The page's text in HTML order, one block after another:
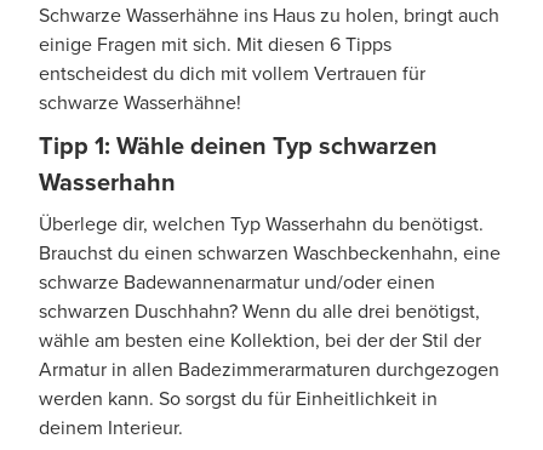
Schwarze Wasserhähne ins Haus zu holen, bringt auch
einige Fragen mit sich. Mit diesen 6 Tipps
entscheidest du dich mit vollem Vertrauen für
schwarze Wasserhähne!
Tipp 1: Wähle deinen Typ schwarzen
Wasserhahn
Überlege dir, welchen Typ Wasserhahn du benötigst.
Brauchst du einen schwarzen Waschbeckenhahn, eine
schwarze Badewannenarmatur und/oder einen
schwarzen Duschhahn? Wenn du alle drei benötigst,
wähle am besten eine Kollektion, bei der der Stil der
Armatur in allen Badezimmerarmaturen durchgezogen
werden kann. So sorgst du für Einheitlichkeit in
deinem Interieur.